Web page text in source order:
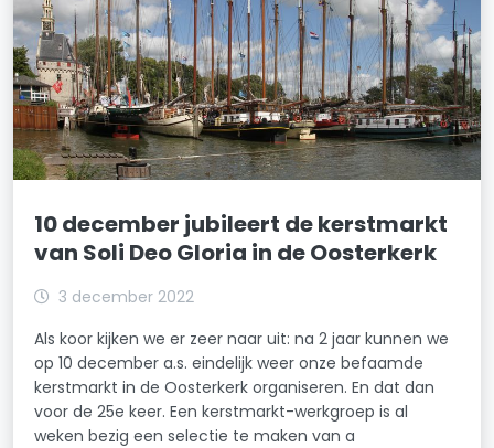
10 december jubileert de kerstmarkt
van Soli Deo Gloria in de Oosterkerk
3 december 2022
Als koor kijken we er zeer naar uit: na 2 jaar kunnen we
op 10 december a.s. eindelijk weer onze befaamde
kerstmarkt in de Oosterkerk organiseren. En dat dan
voor de 25e keer. Een kerstmarkt-werkgroep is al
weken bezig een selectie te maken van a